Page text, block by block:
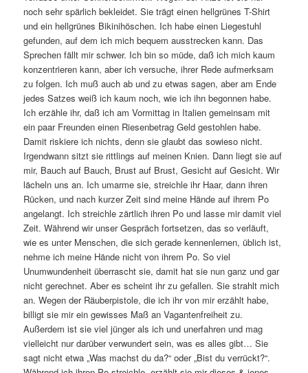
noch sehr spärlich bekleidet. Sie trägt einen hellgrünes T-Shirt
und ein hellgrünes Bikinihöschen. Ich habe einen Liegestuhl
gefunden, auf dem ich mich bequem ausstrecken kann. Das
Sprechen fällt mir schwer. Ich bin so müde, daß ich mich kaum
konzentrieren kann, aber ich versuche, ihrer Rede aufmerksam
zu folgen. Ich muß auch ab und zu etwas sagen, aber am Ende
jedes Satzes weiß ich kaum noch, wie ich ihn begonnen habe.
Ich erzähle ihr, daß ich am Vormittag in Italien gemeinsam mit
ein paar Freunden einen Riesenbetrag Geld gestohlen habe.
Damit riskiere ich nichts, denn sie glaubt das sowieso nicht.
Irgendwann sitzt sie rittlings auf meinen Knien. Dann liegt sie auf
mir, Bauch auf Bauch, Brust auf Brust, Gesicht auf Gesicht. Wir
lächeln uns an. Ich umarme sie, streichle ihr Haar, dann ihren
Rücken, und nach kurzer Zeit sind meine Hände auf ihrem Po
angelangt. Ich streichle zärtlich ihren Po und lasse mir damit viel
Zeit. Während wir unser Gespräch fortsetzen, das so verläuft,
wie es unter Menschen, die sich gerade kennenlernen, üblich ist,
nehme ich meine Hände nicht von ihrem Po. So viel
Unumwundenheit überrascht sie, damit hat sie nun ganz und gar
nicht gerechnet. Aber es scheint ihr zu gefallen. Sie strahlt mich
an. Wegen der Räuberpistole, die ich ihr von mir erzählt habe,
billigt sie mir ein gewisses Maß an Vagantenfreiheit zu.
Außerdem ist sie viel jünger als ich und unerfahren und mag
vielleicht nur darüber verwundert sein, was es alles gibt… Sie
sagt nicht etwa „Was machst du da?“ oder „Bist du verrückt?“.